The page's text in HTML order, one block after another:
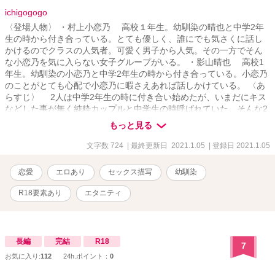
ichigogogo
〈登場人物〉 ・村上小恋乃 高校１年生。幼馴染の晴也と中学2年
生の時から付き合っている。とても優しく、誰にでも気さくに話し
かけるのでクラスの人気者。可愛く男子から人気。その一方でそん
な小恋乃を気に入らない女子グループがいる。 ・影山晴也 高校1
年生。幼馴染の小恋乃と中学2年生の時から付き合っている。小恋乃
のことがとても心配で小恋乃に暇さえあれば話しかけている。 〈あ
らすじ〉 2人は中学2年生の時に付き合い始めたが、いまだにキス
などした事が無く純粋カップルと中学生の時呼ばれていた。そんな2
人だが高校生になりますます異性としてみるようになり大人の道へ
もっと見る
文字数 724 | 最終更新日 2021.1.05 | 登録日 2021.1.05
恋愛 エロあり セックス描写 幼馴染
R18要素あり エタニティ
長編 完結 R18
お気に入り:112 24h.ポイント： 0
7